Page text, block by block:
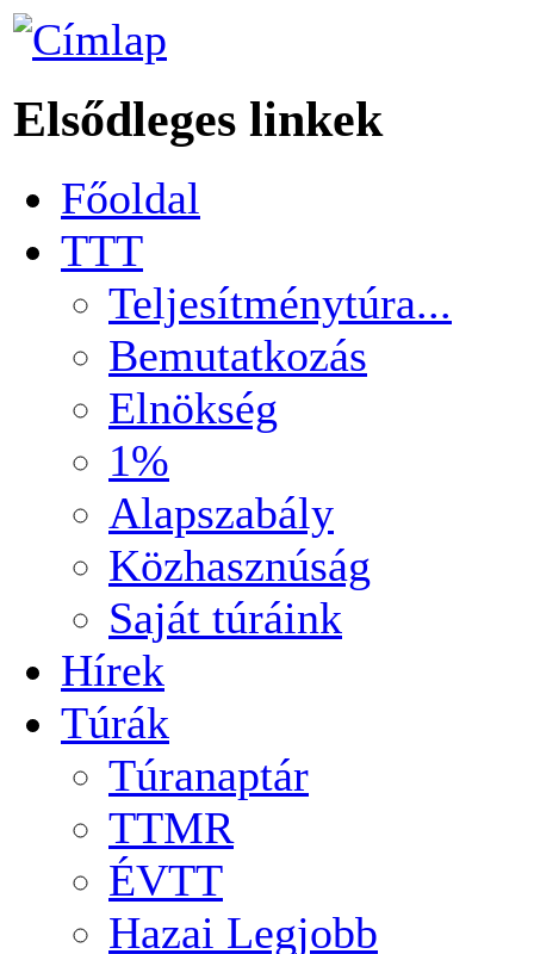
Elsődleges linkek
Főoldal
TTT
Teljesítménytúra...
Bemutatkozás
Elnökség
1%
Alapszabály
Közhasznúság
Saját túráink
Hírek
Túrák
Túranaptár
TTMR
ÉVTT
Hazai Legjobb